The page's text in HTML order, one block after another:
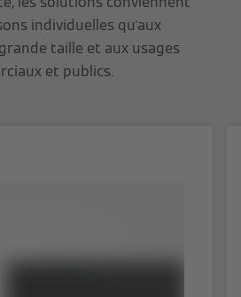
individuelles qu'aux
taille et aux usages
et publics.